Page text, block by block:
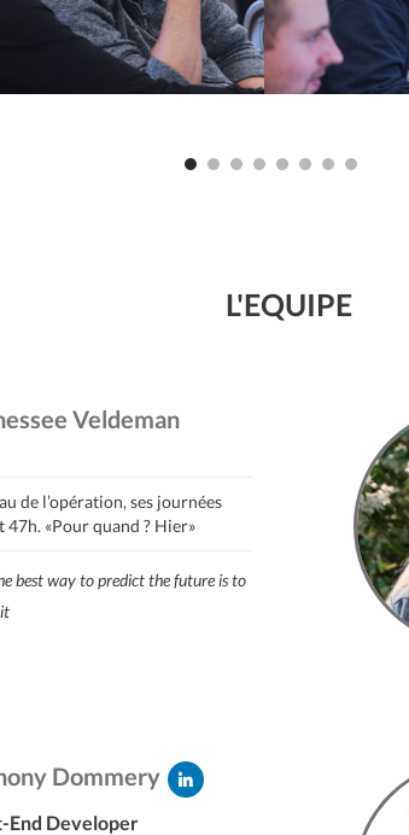
L'EQUIPE
Veldeman
de l’opération, ses journées
47h. «Pour quand ? Hier»
best way to predict the future is to
Dommery
End Developer